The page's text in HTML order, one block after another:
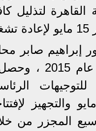
لتذليل
مايو قد تم
البساتين إلى مجزر15 مايو